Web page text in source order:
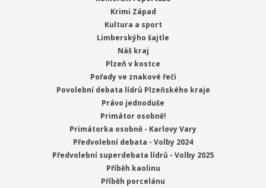
Krimi Západ
Kultura a sport
Limberskýho šajtle
Náš kraj
Plzeň v kostce
Pořady ve znakové řeči
Povolební debata lídrů Plzeňského kraje
Právo jednoduše
Primátor osobně!
Primátorka osobně - Karlovy Vary
Předvolební debata - Volby 2024
Předvolební superdebata lídrů - Volby 2025
Příběh kaolinu
Příběh porcelánu